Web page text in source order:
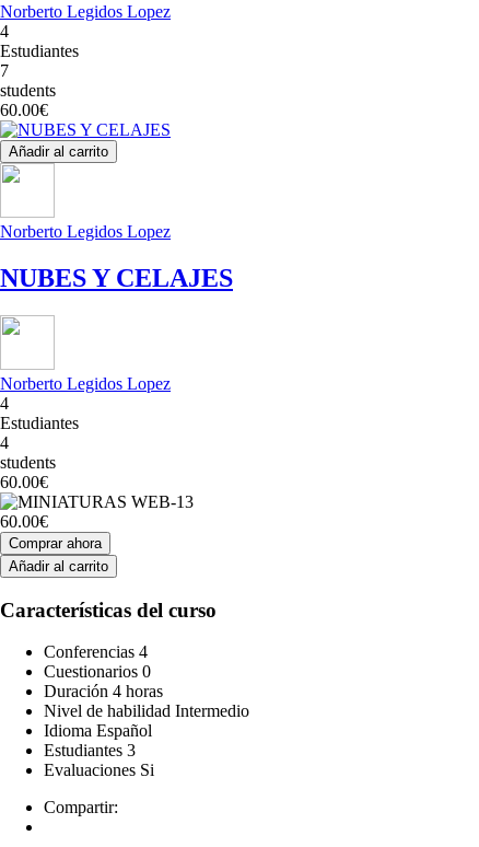
Norberto Legidos Lopez
4
Estudiantes
7
students
60.00€
Añadir al carrito
Norberto Legidos Lopez
NUBES Y CELAJES
Norberto Legidos Lopez
4
Estudiantes
4
students
60.00€
60.00€
Comprar ahora
Añadir al carrito
Características del curso
Conferencias 4
Cuestionarios 0
Duración 4 horas
Nivel de habilidad Intermedio
Idioma Español
Estudiantes 3
Evaluaciones Si
Compartir: